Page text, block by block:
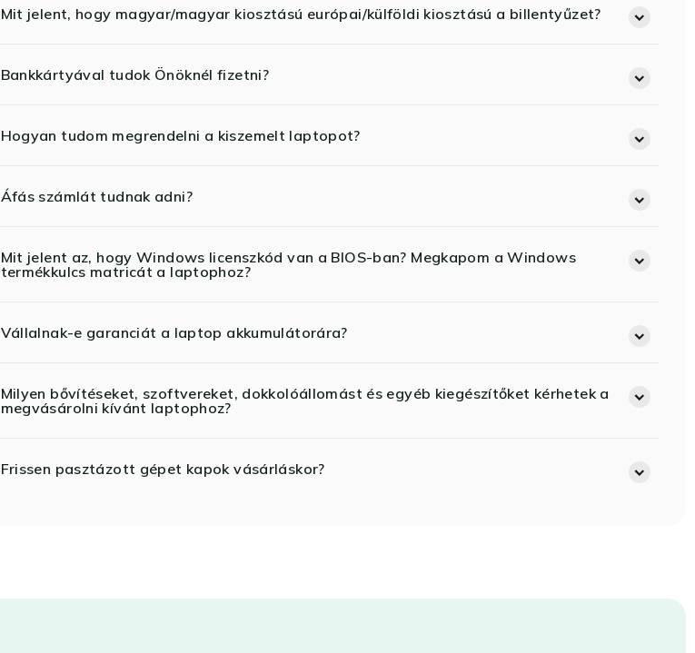
Mit jelent, hogy magyar/magyar kiosztású európai/külföldi kiosztású a billentyűzet?
Bankkártyával tudok Önöknél fizetni?
Hogyan tudom megrendelni a kiszemelt laptopot?
Áfás számlát tudnak adni?
Mit jelent az, hogy Windows licenszkód van a BIOS-ban? Megkapom a Windows
termékkulcs matricát a laptophoz?
Vállalnak-e garanciát a laptop akkumulátorára?
Milyen bővítéseket, szoftvereket, dokkolóállomást és egyéb kiegészítőket kérhetek a
megvásárolni kívánt laptophoz?
Frissen pasztázott gépet kapok vásárláskor?